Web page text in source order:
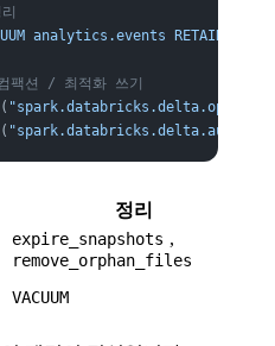
analytics.events RETAIN 168
팩션 / 최적화 쓰기
정리
expire_snapshots ,
remove_orphan_files
VACUUM